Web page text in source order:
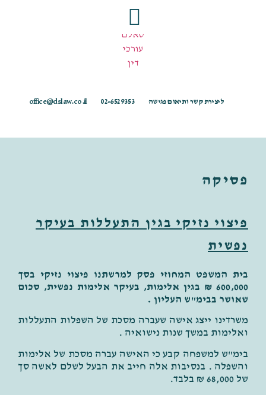
ליצירת קשר ותיאום פגישה 02-6529353
office@dslaw.co.il
פסיקה
פיצוי נזיקי בגין התעללות בעיקר
נפשית
בית המשפט המחוזי פסק למרשתנו פיצוי נזיקי בסך
600,000 ₪ בגין אלימות, בעיקר אלימות נפשית, סכום
שאושר בבימ"ש העליון .
משרדינו ייצג אישה שעברה מסכת של השפלות התעללות
ואלימות במשך שנות נישואיה .
בימ"ש למשפחה קבע כי האישה עברה מסכת של אלימות
והשפלה . בנסיבות אלה חייב את הבעל לשלם לאשה סך
של 68,000 ₪ בלבד.